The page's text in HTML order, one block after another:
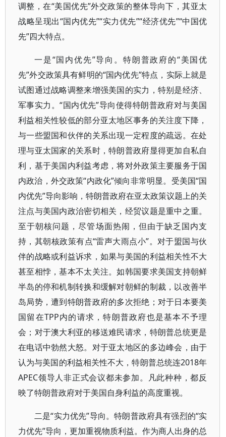
调整，在“美国优先”外交政策的整体导向下，其亚太
战略呈现出“国内优先”“实力优先”“经济优先”“中国优
先”四大特点。
一是“国内优先”导向。特朗普政府的“美国优
先”外交政策具有鲜明的“国内优先”特点，实际上就是
试图通过战略调整来增强美国的实力，特别是经济、
军事实力。“国内优先”导向使得特朗普政府对与美国
利益相关性较低的部分亚太地区事务的关注度下降，
与一些盟国和伙伴的关系出现一定程度的疏远。在处
理与亚太国家的关系时，特朗普政府显得更加自私自
利，基于美国内利益考虑，将对外政策主要服务于国
内政治，外交政策“内政化”倾向非常明显。受美国“国
内优先”导向影响，特朗普政府在亚太政策议题上的关
注点与美国内政治密切相关，经贸议题是重中之重。
至于朝核问题，尽管场面热闹，但由于缺乏国内支
持，其朝核政策有点“雷声大雨点小”。对于盟国与伙
伴的战略或利益诉求，如果与美国的利益相关性不大
甚至相悖，基本不太关注。如韩国要求美国支持朝鲜
半岛的停和机制转换和缓解对朝鲜的制裁，以改善半
岛局势，遭到特朗普政府的多次拒绝；对于日本要美
国留在TPP内的请求，特朗普政府也是基本不予理
会；对于澳大利亚的移送难民请求，特朗普总统更是
在电话中勃然大怒。对于亚太地区的多边峰会，由于
认为与美国的利益相关性不大，特朗普总统连2018年
APEC领导人非正式会议都未参加。凡此种种，都反
映了特朗普政府对于美国自身利益的高度重视。
二是“实力优先”导向。特朗普政府具有强烈的“实
力优先”导向，更加重视物质利益。作为商人出身的总